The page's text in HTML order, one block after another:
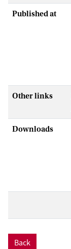
Published at
Other links
Downloads
Back